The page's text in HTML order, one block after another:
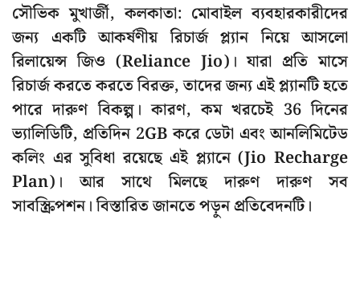
সৌভিক মুখার্জী, কলকাতা: মোবাইল ব্যবহারকারীদের
জন্য একটি আকর্ষণীয় রিচার্জ প্ল্যান নিয়ে আসলো
রিলায়েন্স জিও (Reliance Jio)। যারা প্রতি মাসে
রিচার্জ করতে করতে বিরক্ত, তাদের জন্য এই প্ল্যানটি হতে
পারে দারুণ বিকল্প। কারণ, কম খরচেই 36 দিনের
ভ্যালিডিটি, প্রতিদিন 2GB করে ডেটা এবং আনলিমিটেড
কলিং এর সুবিধা রয়েছে এই প্ল্যানে (Jio Recharge
Plan)। আর সাথে মিলছে দারুণ দারুণ সব
সাবস্ক্রিপশন। বিস্তারিত জানতে পড়ুন প্রতিবেদনটি।